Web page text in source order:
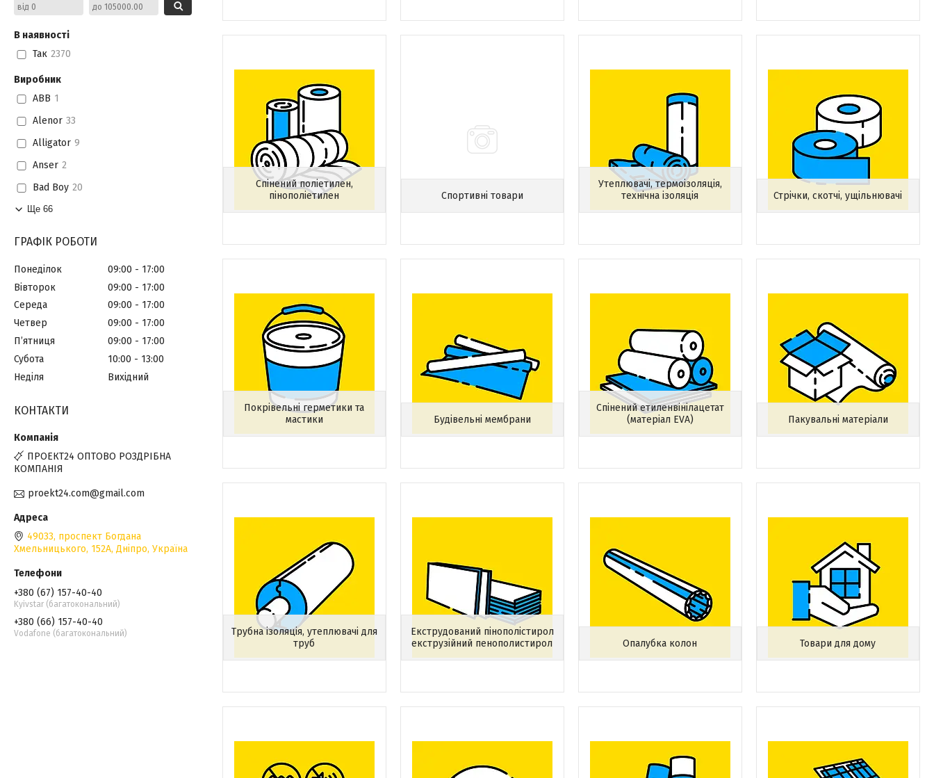
Спінений поліетилен,
пінополіетилен
Спортивні товари
Утеплювачі, термоізоляція,
технічна ізоляція
Стрічки, скотчі, ущільнювачі
Покрівельні герметики та
мастики
Будівельні мембрани
Спінений етиленвінілацетат
(матеріал EVA)
Пакувальні матеріали
Трубна ізоляція, утеплювачі для
труб
Екструдований пінополістирол
екструзійний пенополистирол
Опалубка колон Товари для дому
В наявності
Так 2370
Виробник
ABB 1
Alenor 33
Alligator 9
Anser 2
Bad Boy 20
Ще 66
ГРАФІК РОБОТИ
Понеділок 09:00
17:00
Вівторок
09:00
17:00
Середа
09:00
17:00
Четвер
09:00
17:00
Пʼятниця
09:00
17:00
Субота
10:00
13:00
Неділя
Вихідний
КОНТАКТИ
ПРОЕКТ24 ОПТОВО РОЗДРІБНА
КОМПАНІЯ
proekt24.com@gmail.com
49033, проспект Богдана
Хмельницького, 152А, Дніпро, Україна
+380 (67) 157-40-40
Kyivstar (багатокональний)
+380 (66) 157-40-40
Vodafone (багатокональний)